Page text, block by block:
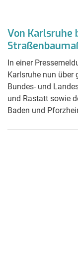
Von Karlsruhe
In einer
Karlsruhe nun über
Bundes- und
und Rastatt sowie
Baden und